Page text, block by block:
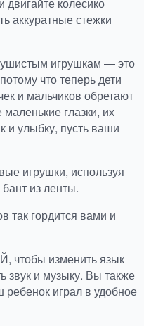
колесико
аккуратные стежки
игрушкам — это
что теперь дети
и мальчиков обретают
глазки, их
и улыбку, пусть ваши
игрушки, используя
из ленты.
так гордится вами и
изменить язык
звук и музыку. Вы также
играл в удобное